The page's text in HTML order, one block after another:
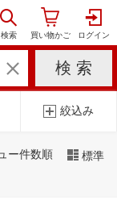
絞込み
ー件数順 標準